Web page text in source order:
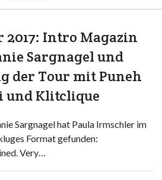
2017: Intro Magazin
Sargnagel und
der Tour mit Puneh
und Klitclique
Sargnagel hat Paula Irmschler im
Format gefunden:
Very…